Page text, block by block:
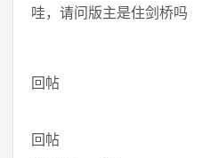
哇，请问版主是住剑桥吗
回帖
回帖